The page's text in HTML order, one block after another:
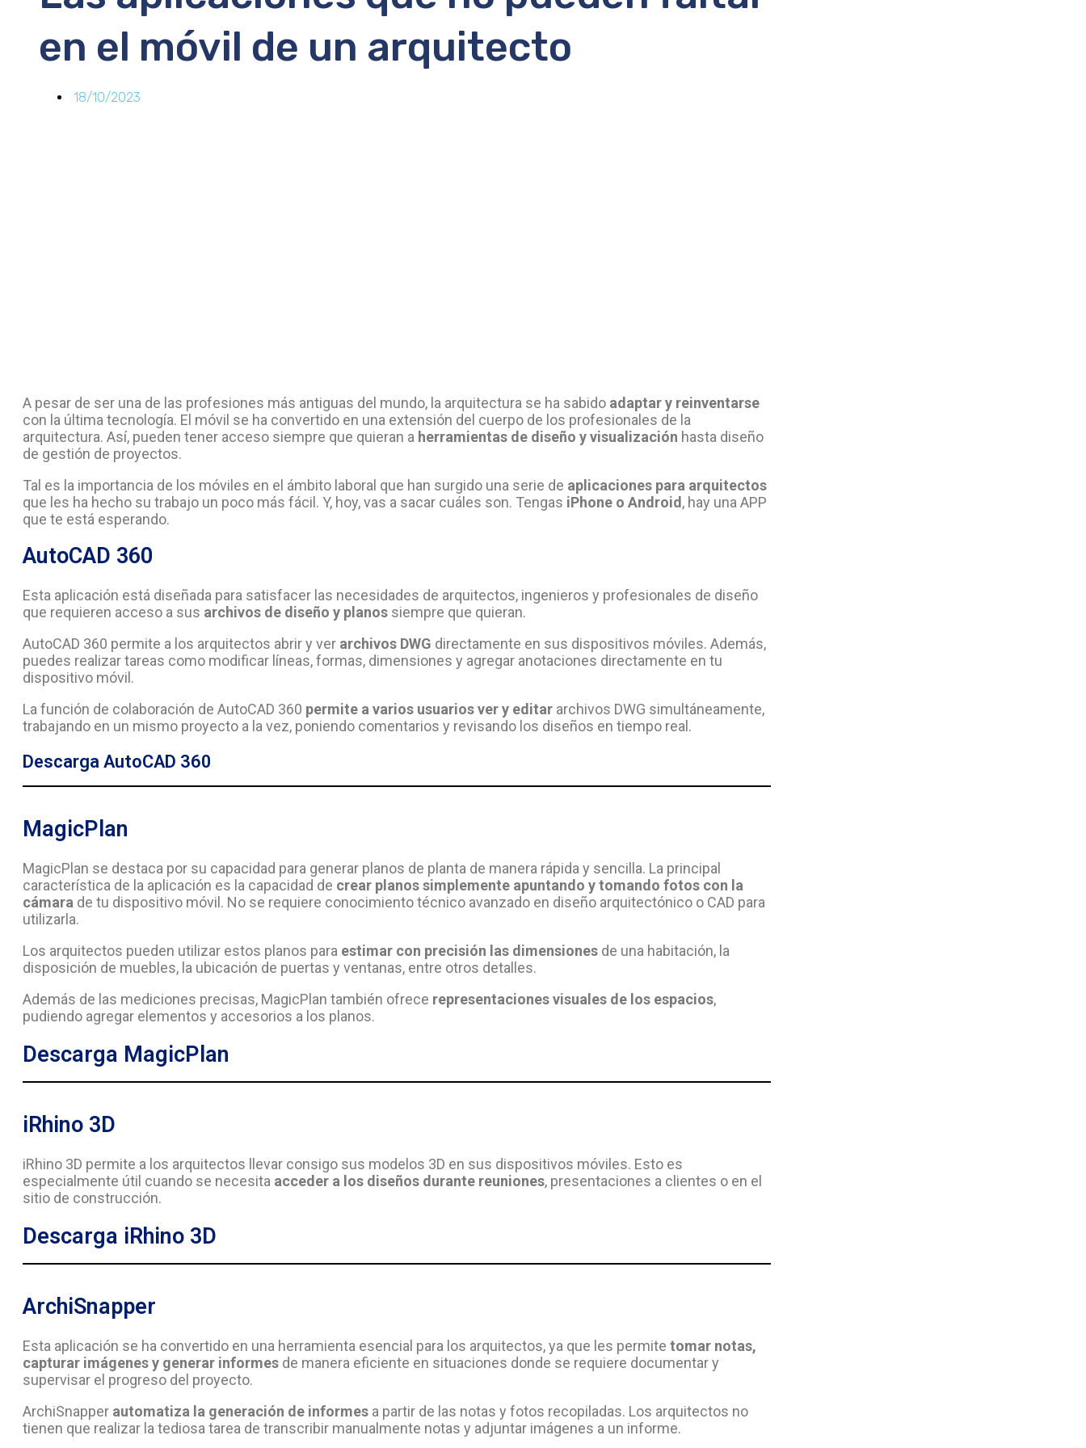
en el móvil de un arquitecto
18/10/2023
A pesar de ser una de las profesiones más antiguas del mundo, la arquitectura se ha sabido adaptar y reinventarse
con la última tecnología. El móvil se ha convertido en una extensión del cuerpo de los profesionales de la
arquitectura. Así, pueden tener acceso siempre que quieran a herramientas de diseño y visualización hasta diseño
de gestión de proyectos.
Tal es la importancia de los móviles en el ámbito laboral que han surgido una serie de aplicaciones para arquitectos
que les ha hecho su trabajo un poco más fácil. Y, hoy, vas a sacar cuáles son. Tengas iPhone o Android , hay una APP
que te está esperando.
AutoCAD 360
Esta aplicación está diseñada para satisfacer las necesidades de arquitectos, ingenieros y profesionales de diseño
que requieren acceso a sus archivos de diseño y planos siempre que quieran.
AutoCAD 360 permite a los arquitectos abrir y ver archivos DWG directamente en sus dispositivos móviles. Además,
puedes realizar tareas como modificar líneas, formas, dimensiones y agregar anotaciones directamente en tu
dispositivo móvil.
La función de colaboración de AutoCAD 360 permite a varios usuarios ver y editar archivos DWG simultáneamente,
trabajando en un mismo proyecto a la vez, poniendo comentarios y revisando los diseños en tiempo real.
Descarga AutoCAD 360
MagicPlan
MagicPlan se destaca por su capacidad para generar planos de planta de manera rápida y sencilla. La principal
característica de la aplicación es la capacidad de crear planos simplemente apuntando y tomando fotos con la
cámara de tu dispositivo móvil. No se requiere conocimiento técnico avanzado en diseño arquitectónico o CAD para
utilizarla.
Los arquitectos pueden utilizar estos planos para estimar con precisión las dimensiones de una habitación, la
disposición de muebles, la ubicación de puertas y ventanas, entre otros detalles.
Además de las mediciones precisas, MagicPlan también ofrece representaciones visuales de los espacios,
pudiendo agregar elementos y accesorios a los planos.
Descarga MagicPlan
iRhino 3D
iRhino 3D permite a los arquitectos llevar consigo sus modelos 3D en sus dispositivos móviles. Esto es
especialmente útil cuando se necesita acceder a los diseños durante reuniones, presentaciones a clientes o en el
sitio de construcción.
Descarga iRhino 3D
ArchiSnapper
Esta aplicación se ha convertido en una herramienta esencial para los arquitectos, ya que les permite tomar notas,
capturar imágenes y generar informes de manera eficiente en situaciones donde se requiere documentar y
supervisar el progreso del proyecto.
ArchiSnapper automatiza la generación de informes a partir de las notas y fotos recopiladas. Los arquitectos no
tienen que realizar la tediosa tarea de transcribir manualmente notas y adjuntar imágenes a un informe.